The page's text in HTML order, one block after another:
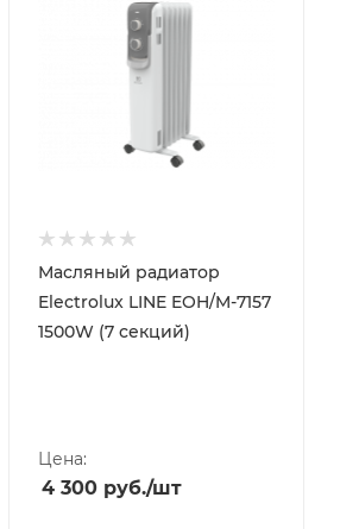
Масляный радиатор
Electrolux LINE EOH/M-7157
1500W (7 секций)
Цена:
4 300руб./шт